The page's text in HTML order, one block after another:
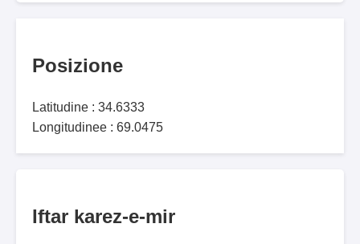
Posizione
Latitudine : 34.6333
Longitudinee : 69.0475
Iftar karez-e-mir